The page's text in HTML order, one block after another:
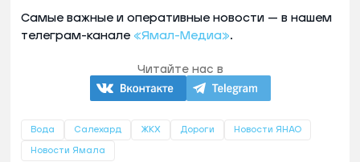
Самые важные и оперативные новости — в нашем
телеграм-канале «Ямал-Медиа».
Читайте нас в
Вода Салехард ЖКХ Дороги Новости ЯНАО
Новости Ямала